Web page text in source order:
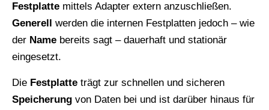
Festplatte mittels Adapter extern anzuschließen.
Generell
werden die internen Festplatten jedoch – wie
der Name bereits sagt – dauerhaft und stationär
eingesetzt.
Die Festplatte trägt zur schnellen und sicheren
Speicherung von Daten bei und ist darüber hinaus für